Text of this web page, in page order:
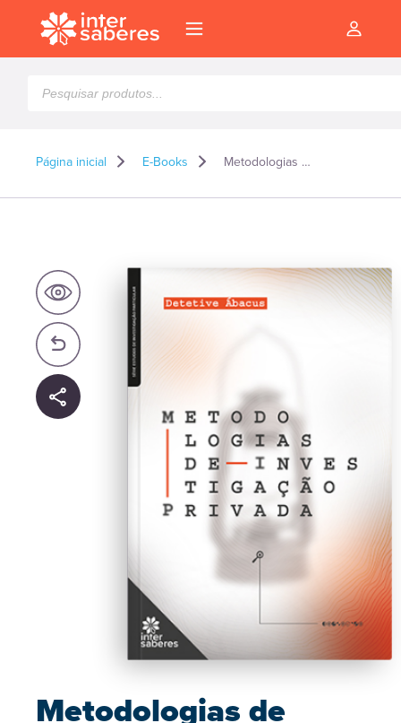
produtos
Página inicial E-Books Metodologias de investigação privada – E-book
Metodologias de